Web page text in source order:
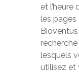
et l’heure
les
lesquels
utilisez et